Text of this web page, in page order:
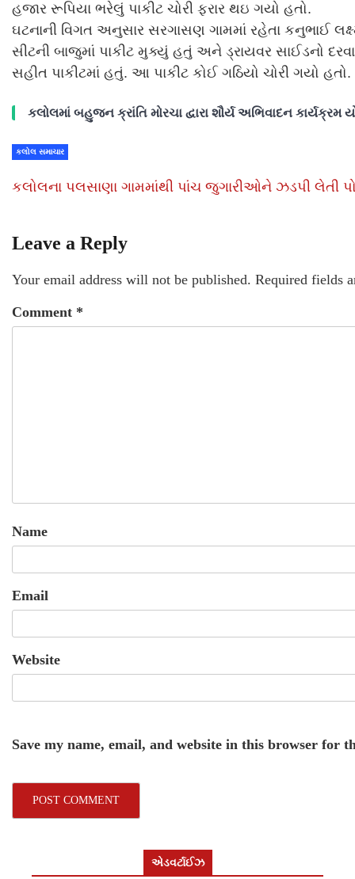
હજાર રૂપિયા ભરેલું પાકીટ ચોરી ફરાર થઇ ગયો હતો.
ઘટનાની વિગત અનુસાર સરગાસણ ગામમાં રહેતા કનુભાઈ
સીટની બાજુમાં પાકીટ મુક્યું હતું અને ડ્રાયવર સાઈડનો
સહીત પાકીટમાં હતું. આ પાકીટ કોઈ ગઠિયો ચોરી ગયો
કલોલમાં બહુજન ક્રાંતિ મોરચા દ્વારા શૌર્ય અભિવાદન કાર્યક્રમ
કલોલ સમાચાર
કલોલના પલસાણા ગામમાંથી પાંચ જુગારીઓને ઝડપી લેતી
Leave a Reply
Your email address will not be published. Required fields
Comment *
Name
Email
Website
Save my name, email, and website in this browser for
એડવર્ટાઈઝ